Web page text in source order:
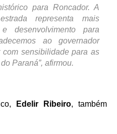
para Roncador. A
representa mais
desenvolvimento para
ao governador
sensibilidade para as
Paraná”, afirmou.
Edelir Ribeiro, também